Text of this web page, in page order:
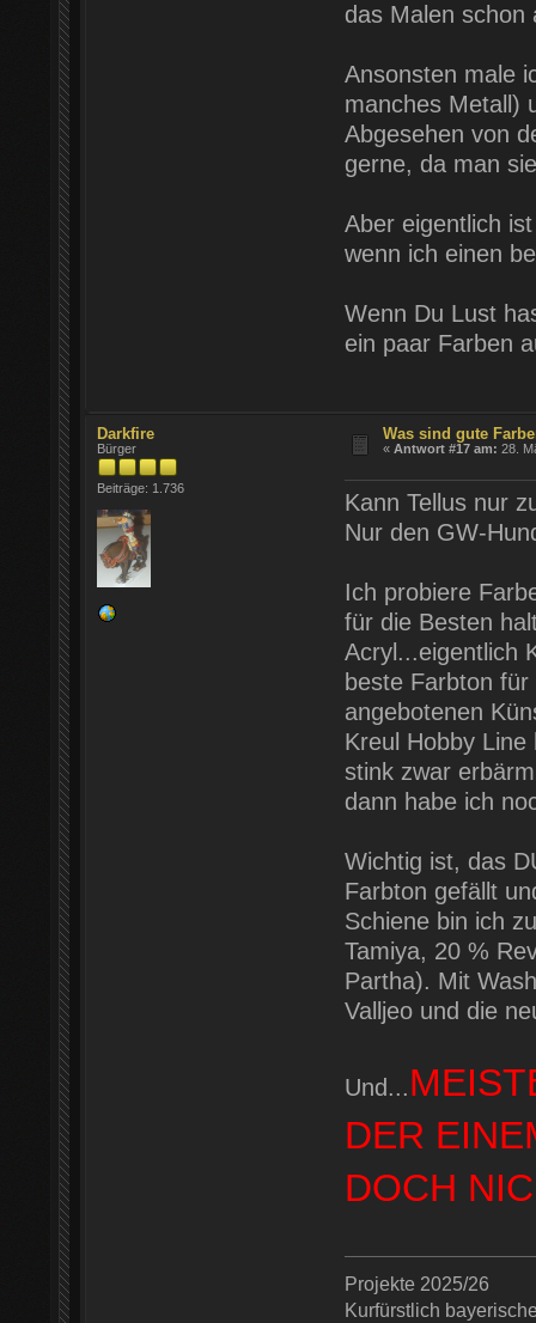
das Malen schon
Ansonsten male
manches Metall)
Abgesehen von
gerne, da man
Aber eigentlich
wenn ich einen
Wenn Du Lust
ein paar Farben
Darkfire
Bürger
Beiträge: 1.736
Was sind gute
«Antwort #17 am: 28.
Kann Tellus nur
Nur den GW-
Ich probiere
für die Besten
Acryl...eigentlich
beste Farbton
angebotenen
Kreul Hobby
stink zwar
dann habe ich
Wichtig ist, das
Farbton gefällt
Schiene bin ich
Tamiya, 20 %
Partha). Mit
Valljeo und die
Und...
DER
DOCH
Projekte 2025/26
Kurfürstlich